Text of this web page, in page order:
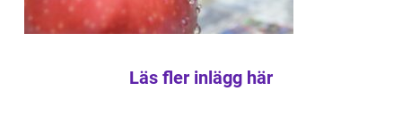
Läs fler inlägg här